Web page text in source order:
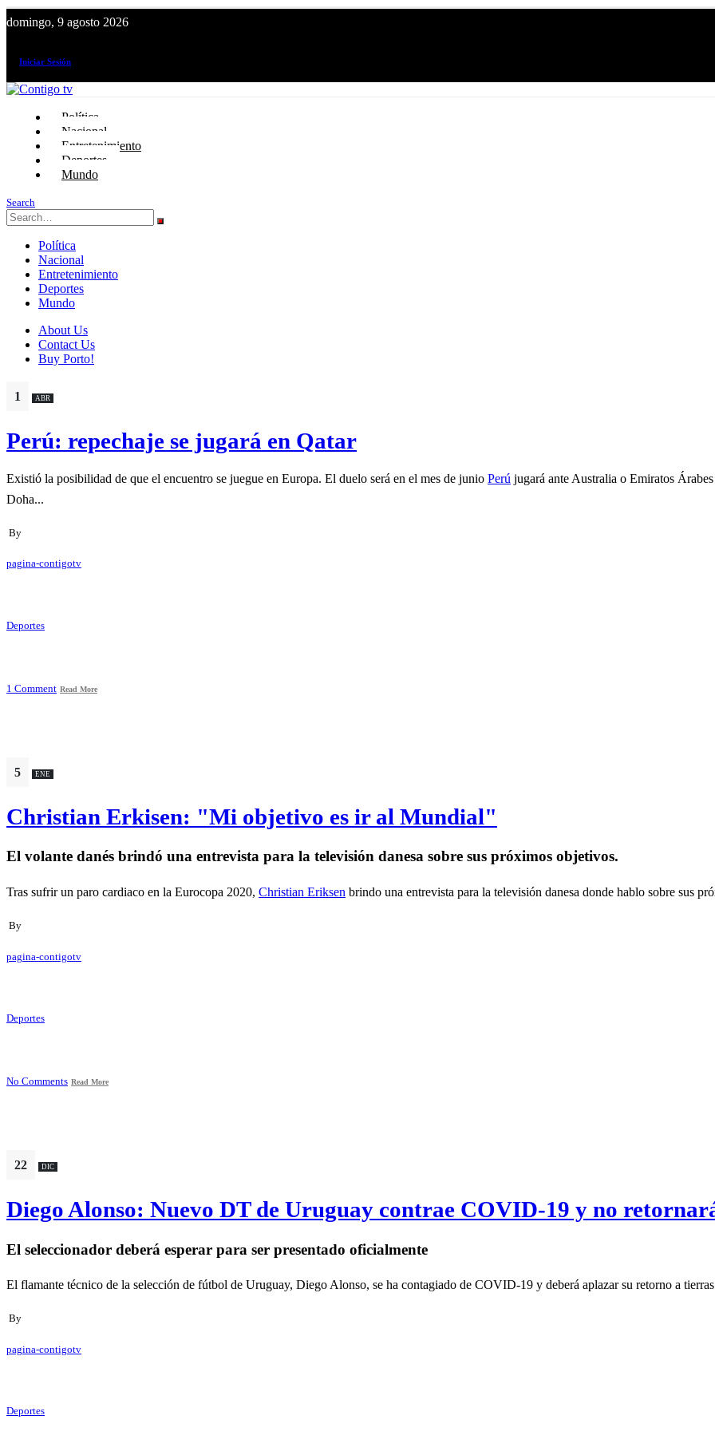
domingo, 9 agosto 2026
Iniciar Sesión
Política
Nacional
Entretenimiento
Deportes
Mundo
Search
Política
Nacional
Entretenimiento
Deportes
Mundo
About Us
Contact Us
Buy Porto!
1 ABR
Perú: repechaje se jugará en Qatar
Existió la posibilidad de que el encuentro se juegue en Europa. El duelo será en el mes de junio Perú jugará ante Australia o Emiratos
Doha...
By
pagina-contigotv
Deportes
1 Comment Read More
5 ENE
Christian Erkisen: "Mi objetivo es ir al Mundial"
El volante danés brindó una entrevista para la televisión danesa sobre sus próximos objetivos.
Tras sufrir un paro cardiaco en la Eurocopa 2020, Christian Eriksen brindo una entrevista para la televisión danesa donde hablo sobre sus
By
pagina-contigotv
Deportes
No Comments Read More
22 DIC
Diego Alonso: Nuevo DT de Uruguay contrae COVID-19 y no
El seleccionador deberá esperar para ser presentado oficialmente
El flamante técnico de la selección de fútbol de Uruguay, Diego Alonso, se ha contagiado de COVID-19 y deberá aplazar su retorno a
By
pagina-contigotv
Deportes